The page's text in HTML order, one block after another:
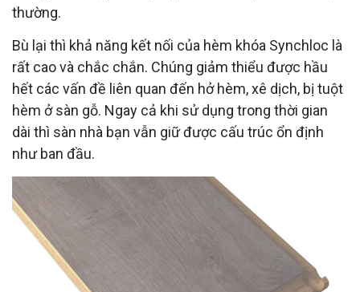
thường.
Bù lại thì khả năng kết nối của hèm khóa Synchloc là
rất cao và chắc chắn. Chúng giảm thiểu được hầu
hết các vấn đề liên quan đến hở hèm, xê dịch, bị tuột
hèm ở sàn gỗ. Ngay cả khi sử dụng trong thời gian
dài thì sàn nhà bạn vẫn giữ được cấu trúc ổn định
như ban đầu.